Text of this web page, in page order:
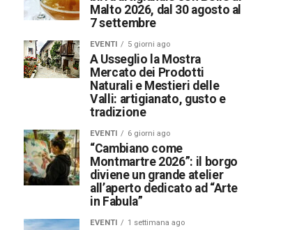
Malto 2026, dal 30 agosto al
7 settembre
EVENTI 5 giorni ago
A Usseglio la Mostra
Mercato dei Prodotti
Naturali e Mestieri delle
Valli: artigianato, gusto e
tradizione
EVENTI 6 giorni ago
“Cambiano come
Montmartre 2026”: il borgo
diviene un grande atelier
all’aperto dedicato ad “Arte
in Fabula”
EVENTI 1 settimana ago